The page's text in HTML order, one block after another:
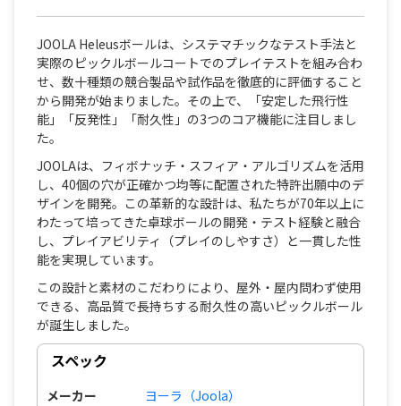
JOOLA Heleusボールは、システマチックなテスト手法と
実際のピックルボールコートでのプレイテストを組み合わ
せ、数十種類の競合製品や試作品を徹底的に評価すること
から開発が始まりました。その上で、「安定した飛行性
能」「反発性」「耐久性」の3つのコア機能に注目しまし
た。
JOOLAは、フィボナッチ・スフィア・アルゴリズムを活用
し、40個の穴が正確かつ均等に配置された特許出願中のデ
ザインを開発。この革新的な設計は、私たちが70年以上に
わたって培ってきた卓球ボールの開発・テスト経験と融合
し、プレイアビリティ（プレイのしやすさ）と一貫した性
能を実現しています。
この設計と素材のこだわりにより、屋外・屋内問わず使用
できる、高品質で長持ちする耐久性の高いピックルボール
が誕生しました。
スペック
メーカー ヨーラ（Joola）